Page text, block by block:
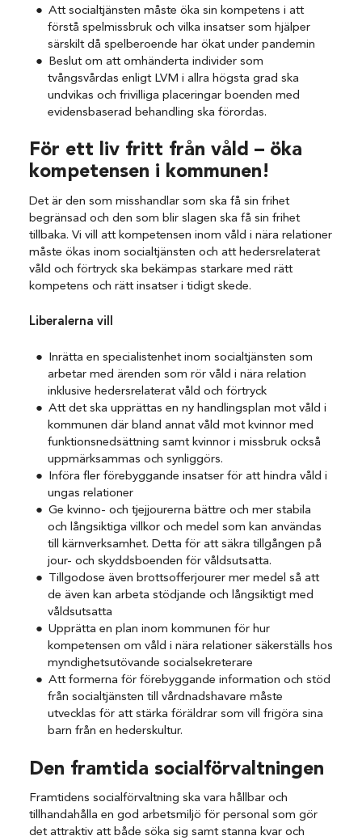
Att socialtjänsten måste öka sin kompetens i att
förstå spelmissbruk och vilka insatser som hjälper
särskilt då spelberoende har ökat under pandemin
Beslut om att omhänderta individer som
tvångsvårdas enligt LVM i allra högsta grad ska
undvikas och frivilliga placeringar boenden med
evidensbaserad behandling ska förordas.
För ett liv fritt från våld – öka
kompetensen i kommunen!
Det är den som misshandlar som ska få sin frihet
begränsad och den som blir slagen ska få sin frihet
tillbaka. Vi vill att kompetensen inom våld i nära relationer
måste ökas inom socialtjänsten och att hedersrelaterat
våld och förtryck ska bekämpas starkare med rätt
kompetens och rätt insatser i tidigt skede.
Liberalerna vill
Inrätta en specialistenhet inom socialtjänsten som
arbetar med ärenden som rör våld i nära relation
inklusive hedersrelaterat våld och förtryck
Att det ska upprättas en ny handlingsplan mot våld i
kommunen där bland annat våld mot kvinnor med
funktionsnedsättning samt kvinnor i missbruk också
uppmärksammas och synliggörs.
Införa fler förebyggande insatser för att hindra våld i
ungas relationer
Ge kvinno- och tjejjourerna bättre och mer stabila
och långsiktiga villkor och medel som kan användas
till kärnverksamhet. Detta för att säkra tillgången på
jour- och skyddsboenden för våldsutsatta.
Tillgodose även brottsofferjourer mer medel så att
de även kan arbeta stödjande och långsiktigt med
våldsutsatta
Upprätta en plan inom kommunen för hur
kompetensen om våld i nära relationer säkerställs hos
myndighetsutövande socialsekreterare
Att formerna för förebyggande information och stöd
från socialtjänsten till vårdnadshavare måste
utvecklas för att stärka föräldrar som vill frigöra sina
barn från en hederskultur.
Den framtida socialförvaltningen
Framtidens socialförvaltning ska vara hållbar och
tillhandahålla en god arbetsmiljö för personal som gör
det attraktiv att både söka sig samt stanna kvar och